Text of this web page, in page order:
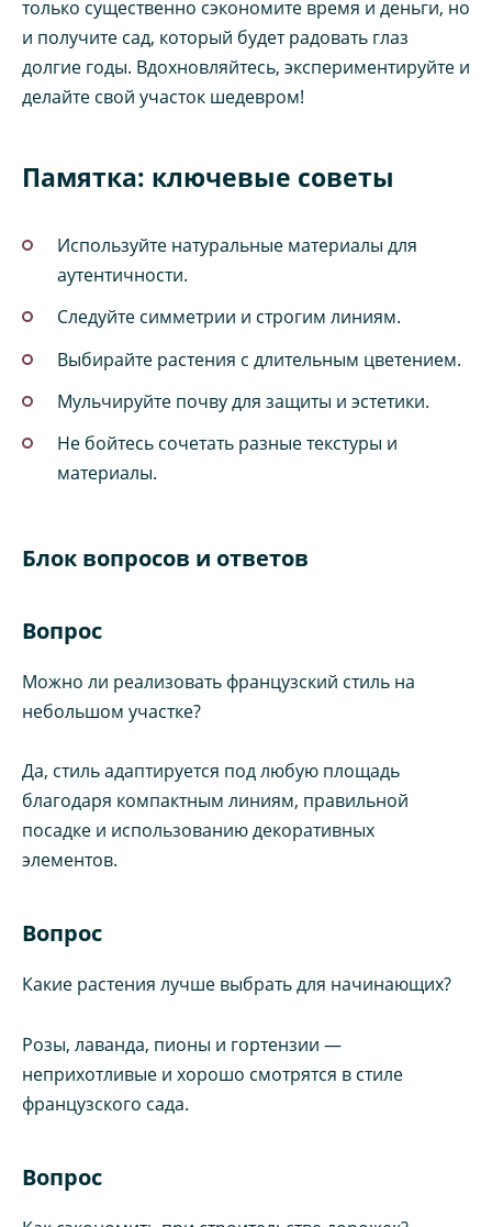
только существенно сэкономите время и деньги, но
и получите сад, который будет радовать глаз
долгие годы. Вдохновляйтесь, экспериментируйте и
делайте свой участок шедевром!
Памятка: ключевые советы
Используйте натуральные материалы для
аутентичности.
Следуйте симметрии и строгим линиям.
Выбирайте растения с длительным цветением.
Мульчируйте почву для защиты и эстетики.
Не бойтесь сочетать разные текстуры и
материалы.
Блок вопросов и ответов
Вопрос
Можно ли реализовать французский стиль на
небольшом участке?
Да, стиль адаптируется под любую площадь
благодаря компактным линиям, правильной
посадке и использованию декоративных
элементов.
Вопрос
Какие растения лучше выбрать для начинающих?
Розы, лаванда, пионы и гортензии —
неприхотливые и хорошо смотрятся в стиле
французского сада.
Вопрос